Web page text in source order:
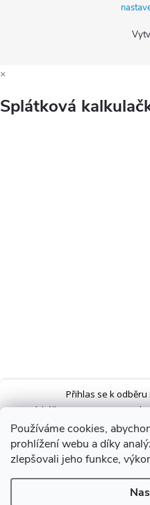
Používáme cookies,
prohlížení webu a díky
zlepšovali jeho funkce,
×
Splátková
Přihlas se k
ZískášSLEVU 5 %na první
novinkám, slevám a
Ano,